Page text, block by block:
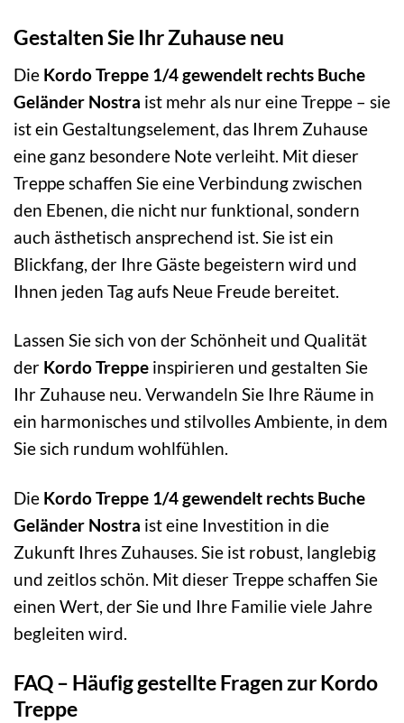
Gestalten Sie Ihr Zuhause neu
Die Kordo Treppe 1/4 gewendelt rechts Buche
Geländer Nostra ist mehr als nur eine Treppe – sie
ist ein Gestaltungselement, das Ihrem Zuhause
eine ganz besondere Note verleiht. Mit dieser
Treppe schaffen Sie eine Verbindung zwischen
den Ebenen, die nicht nur funktional, sondern
auch ästhetisch ansprechend ist. Sie ist ein
Blickfang, der Ihre Gäste begeistern wird und
Ihnen jeden Tag aufs Neue Freude bereitet.
Lassen Sie sich von der Schönheit und Qualität
der Kordo Treppe inspirieren und gestalten Sie
Ihr Zuhause neu. Verwandeln Sie Ihre Räume in
ein harmonisches und stilvolles Ambiente, in dem
Sie sich rundum wohlfühlen.
Die Kordo Treppe 1/4 gewendelt rechts Buche
Geländer Nostra ist eine Investition in die
Zukunft Ihres Zuhauses. Sie ist robust, langlebig
und zeitlos schön. Mit dieser Treppe schaffen Sie
einen Wert, der Sie und Ihre Familie viele Jahre
begleiten wird.
FAQ – Häufig gestellte Fragen zur Kordo
Treppe